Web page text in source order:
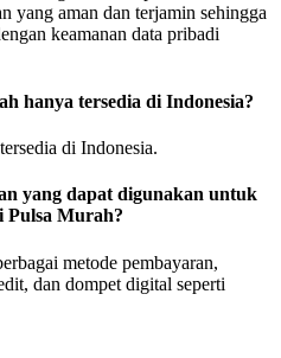
yang aman dan terjamin sehingga
keamanan data pribadi
hanya tersedia di Indonesia?
di Indonesia.
yang dapat digunakan untuk
Pulsa Murah?
metode pembayaran,
dan dompet digital seperti